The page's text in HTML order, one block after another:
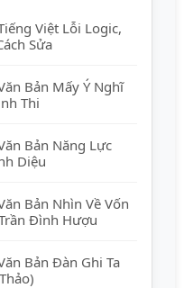
Việt Lỗi Logic,
Sửa
Bản Mấy Ý Nghĩ
Thi
Bản Năng Lực
Diệu
Bản Nhìn Về Vốn
Đình Hượu
Bản Đàn Ghi Ta